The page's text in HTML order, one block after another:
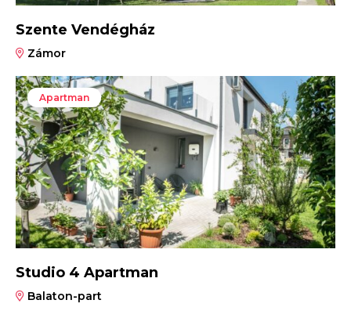
Szente Vendégház
Zámor
Apartman
Studio 4 Apartman
Balaton-part